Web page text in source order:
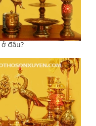
đâu?